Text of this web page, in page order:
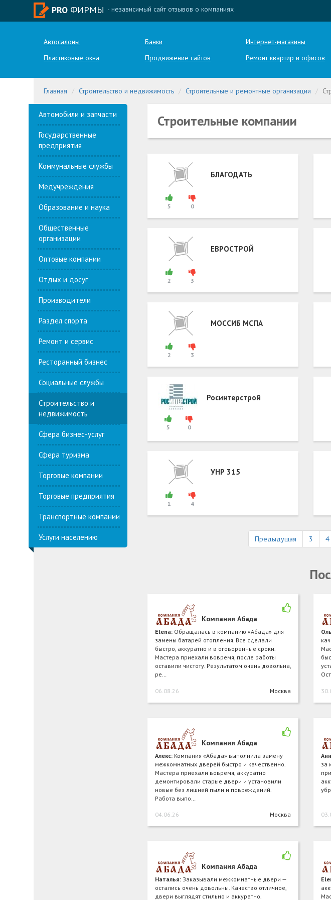
PRO ФИРМЫ - независимый сайт отзывов о компаниях
Автосалоны Банки Интернет-магазины
Пластиковые окна
Продвижение сайтов Ремонт квартир и офисов
Главная Строительство и недвижимость Строительные и ремонтные организации
Автомобили и запчасти
Государственные
предприятия
Коммунальные службы
Медучреждения
Образование и наука
Общественные
организации
Оптовые компании
Отдых и досуг
Производители
Раздел спорта
Ремонт и сервис
Ресторанный бизнес
Социальные службы
Строительство и
недвижимость
Сфера бизнес-услуг
Сфера туризма
Торговые компании
Торговые предприятия
Транспортные компании
Услуги населению
Строительные компании
5 0
БЛАГОДАТЬ
2 3
ЕВРОСТРОЙ
2 3
МОССИБ МСПА
5 0
Росинтерстрой
1 4
УНР 315
Предыдущая 3 4
Компания Абада
Elena: Обращалась в компанию «Абада» для
замены батарей отопления. Все сделали
быстро, аккуратно и в оговоренные сроки.
Мастера приехали вовремя, после работы
оставили чистоту. Результатом очень довольна,
ре…
06.08.26 Москва
Компания Абада
Алекс: Компания «Абада» выполнила замену
межкомнатных дверей быстро и качественно.
Мастера приехали вовремя, аккуратно
демонтировали старые двери и установили
новые без лишней пыли и повреждений.
Работа выпо…
04.06.26 Москва
за
Компания Абада
Наталья: Заказывали межкомнатные двери —
остались очень довольны. Качество отличное,
двери выглядят стильно и аккуратно.